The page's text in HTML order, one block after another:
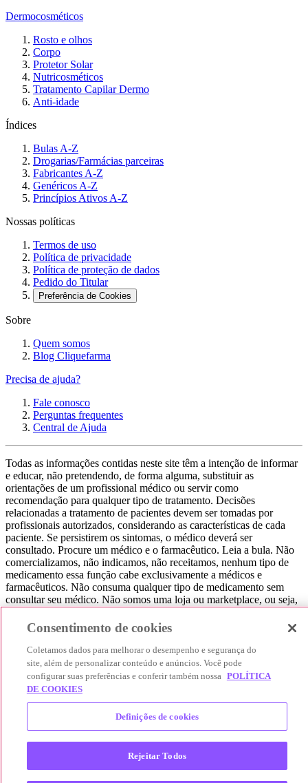
Dermocosméticos
Rosto e olhos
Corpo
Protetor Solar
Nutricosméticos
Tratamento Capilar Dermo
Anti-idade
Índices
Bulas A-Z
Drogarias/Farmácias parceiras
Fabricantes A-Z
Genéricos A-Z
Princípios Ativos A-Z
Nossas políticas
Termos de uso
Política de privacidade
Política de proteção de dados
Pedido do Titular
Preferência de Cookies
Sobre
Quem somos
Blog Cliquefarma
Precisa de ajuda?
Fale conosco
Perguntas frequentes
Central de Ajuda
Todas as informações contidas neste site têm a intenção de informar
e educar, não pretendendo, de forma alguma, substituir as
orientações de um profissional médico ou servir como
recomendação para qualquer tipo de tratamento. Decisões
relacionadas a tratamento de pacientes devem ser tomadas por
profissionais autorizados, considerando as características de cada
paciente. Se persistirem os sintomas, o médico deverá ser
consultado. Procure um médico e o farmacêutico. Leia a bula. Não
comercializamos, não indicamos, não receitamos, nenhum tipo de
medicamento essa função cabe exclusivamente a médicos e
farmacêuticos. Não consuma qualquer tipo de medicamento sem
consultar seu médico. Não somos uma loja ou marketplace, ou seja,
que você encontre o preço mais barato, comparando os preços de
experiência seja bem-sucedida, mas a finalização da compra
acontece nos sites das nossas lojas parceiras.
© 2025 Afya Participações S.A. - todos os direitos reservados.
Alameda Lorena, 269 - Jardim Paulista - São Paulo / SP - CEP.:
Consentimento de cookies
Coletamos dados para melhorar o desempenho e segurança do
site, além de personalizar conteúdo e anúncios. Você pode
configurar suas preferências e conferir também nossa POLÍTICA
DE COOKIES
Definições de cookies
Rejeitar Todos